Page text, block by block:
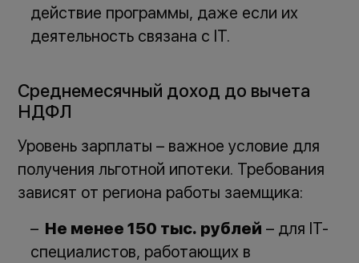
действие программы, даже если их
деятельность связана с IT.
Среднемесячный доход до вычета
НДФЛ
Уровень зарплаты – важное условие для
получения льготной ипотеки. Требования
зависят от региона работы заемщика:
Не менее 150 тыс. рублей – для IT-
специалистов, работающих в